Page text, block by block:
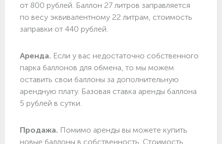
от 800 рублей. Баллон 27 литров заправляется
по весу эквивалентному 22 литрам, стоимость
заправки от 440 рублей.
Аренда. Если у вас недостаточно собственного
парка баллонов для обмена, то мы можем
оставить свои баллоны за дополнительную
арендную плату. Базовая ставка аренды баллона
5 рублей в сутки.
Продажа. Помимо аренды вы можете купить
новые баллоны в собственность. Стоимость